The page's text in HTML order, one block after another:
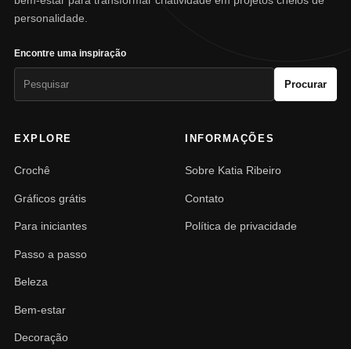
personalidade.
Encontre uma inspiração
Procurar
EXPLORE
Crochê
Gráficos grátis
Para iniciantes
Passo a passo
Beleza
Bem-estar
Decoração
INFORMAÇÕES
Sobre Katia Ribeiro
Contato
Política de privacidade